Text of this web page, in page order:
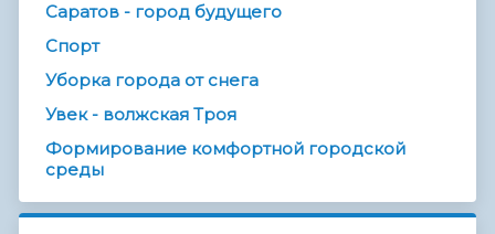
Саратов - город будущего
Спорт
Уборка города от снега
Увек - волжская Троя
Формирование комфортной городской
среды